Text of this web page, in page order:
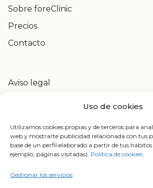
Uso de cookies
Utilizamos cookies propias y de terceros para
web y mostrarte publicidad relacionada con tus
base de un perfil elaborado a partir de tus
ejemplo, páginas visitadas). Política de cookies.
Gestionar los servicios
Sobre foreClinic
Precios
Contacto
Aviso legal
Derechos de protección de datos
Certificaciones y Seguridad